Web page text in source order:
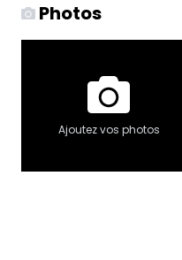
Photos
Ajoutez vos photos